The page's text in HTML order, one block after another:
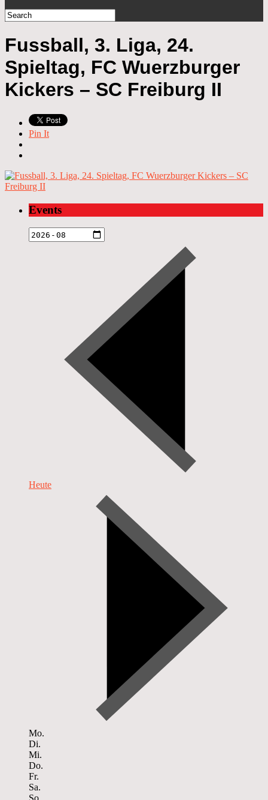
Fussball, 3. Liga, 24.
Spieltag, FC Wuerzburger
Kickers – SC Freiburg II
Pin It
Events
Heute
Mo.
Di.
Mi.
Do.
Fr.
Sa.